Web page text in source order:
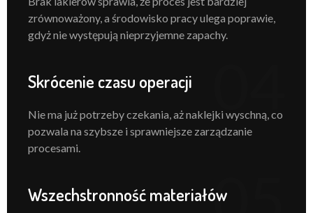
zrównoważony, a środowisko pracy ulega poprawie,
gdyż nie występują nieprzyjemne zapachy.
Skrócenie czasu operacji
Nie ma już potrzeby czekania, aż naklejki wyschną, co
pozwala na szybsze i sprawniejsze zarządzanie
procesami.
Wszechstronność materiałów